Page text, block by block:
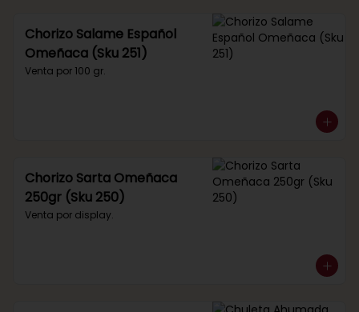
Chorizo Salame Español
Omeñaca (Sku 251)
Venta por 100 gr.
Chorizo Sarta Omeñaca
250gr (Sku 250)
Venta por display.